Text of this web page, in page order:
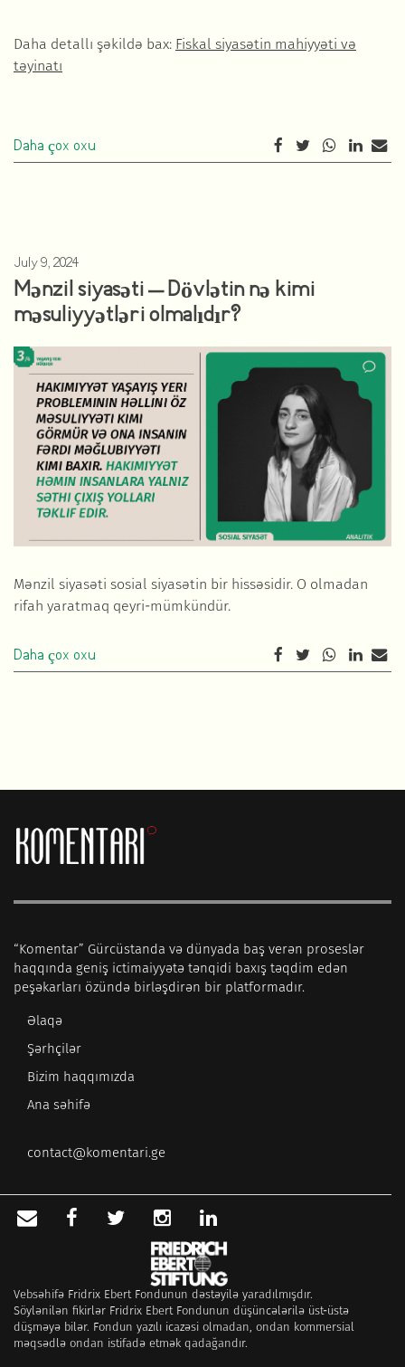
Daha detallı şəkildə bax: Fiskal siyasətin mahiyyəti və
təyinatı
Daha çox oxu
July 9, 2024
Mənzil siyasəti – Dövlətin nə kimi
məsuliyyətləri olmalıdır?
Mənzil siyasəti sosial siyasətin bir hissəsidir. O olmadan
rifah yaratmaq qeyri-mümkündür.
Daha çox oxu
“Komentar” Gürcüstanda və dünyada baş verən proseslər
haqqında geniş ictimaiyyətə tənqidi baxış təqdim edən
peşəkarları özündə birləşdirən bir platformadır.
Əlaqə
Şərhçilər
Bizim haqqımızda
Ana səhifə
contact@komentari.ge
Vebsəhifə Fridrix Ebert Fondunun dəstəyilə yaradılmışdır.
Söylənilən fikirlər Fridrix Ebert Fondunun düşüncələrilə üst-üstə
düşməyə bilər. Fondun yazılı icazəsi olmadan, ondan kommersial
məqsədlə ondan istifadə etmək qadağandır.